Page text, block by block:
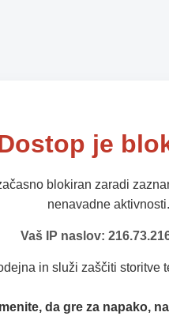
je
blokiran zaradi
nenavadne aktivnosti.
Vaš IP naslov:
in služi zaščiti storitve
da gre za napako,